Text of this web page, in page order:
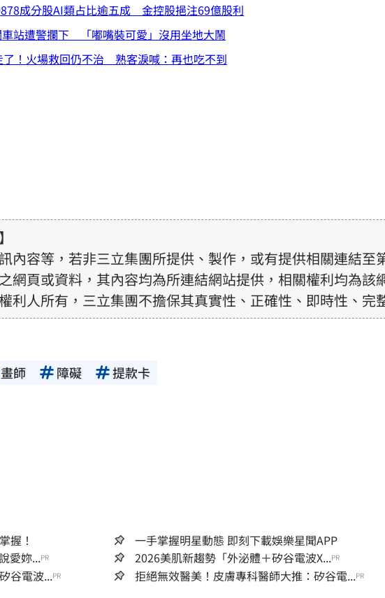
成分股AI類占比逾五成 金控股挹注69億股利
站遭警攔下 「嘟嘴裝可愛」沒用坐地大鬧
了！火場救回仍不治 熟客淚喊：再也吃不到
內容等，若非三立集團所提供、製作，或有提供相關連結至
網頁或資料，其內容均為所連結網站提供，相關權利均為該
利人所有，三立集團不擔保其真實性、正確性、即時性、完
提供的資訊內容，若其著作權不屬於三立集團所有，使用者
畫師 障礙 提款卡
握！
一手掌握明星動態 即刻下載娛樂星聞APP
愛妳...PR 2026美肌新趨勢「外泌體＋矽谷電波X...PR
谷電波...PR 拒絕無效醫美！皮膚專科醫師大推：矽谷電...PR